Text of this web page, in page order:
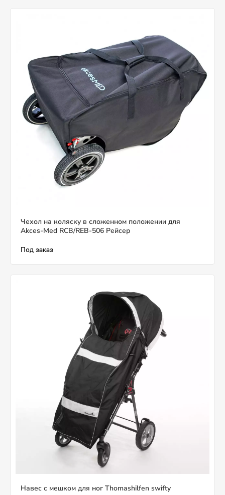
Чехол на коляску в сложенном положении для
Akces-Med RCB/REB-506 Рейсер
Под заказ
Навес с мешком для ног Thomashilfen swifty